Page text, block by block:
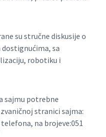
su stručne diskusije o
sa
robotiku i
sajmu potrebne
stranici sajma:
na brojeve:051